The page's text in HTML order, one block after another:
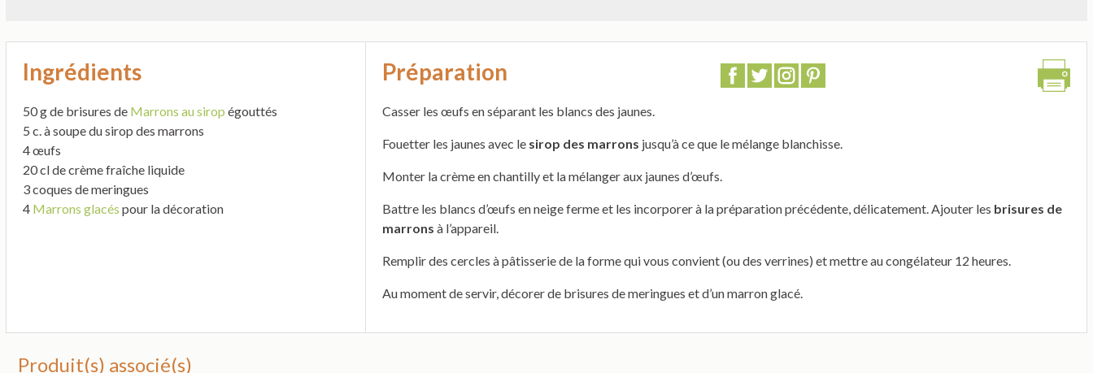
Ingrédients
50 g de brisures de Marrons au sirop égouttés
5 c. à soupe du sirop des marrons
4 œufs
20 cl de crème fraîche liquide
3 coques de meringues
4 Marrons glacés pour la décoration
Préparation
Casser les œufs en séparant les blancs des jaunes.
Fouetter les jaunes avec le sirop des marrons jusqu’à ce que le mélange blanchisse.
Monter la crème en chantilly et la mélanger aux jaunes d’œufs.
Battre les blancs d’œufs en neige ferme et les incorporer à la préparation précédente, délicatement. Ajouter les brisures de
marrons à l’appareil.
Remplir des cercles à pâtisserie de la forme qui vous convient (ou des verrines) et mettre au congélateur 12 heures.
Au moment de servir, décorer de brisures de meringues et d’un marron glacé.
Produit(s) associé(s)